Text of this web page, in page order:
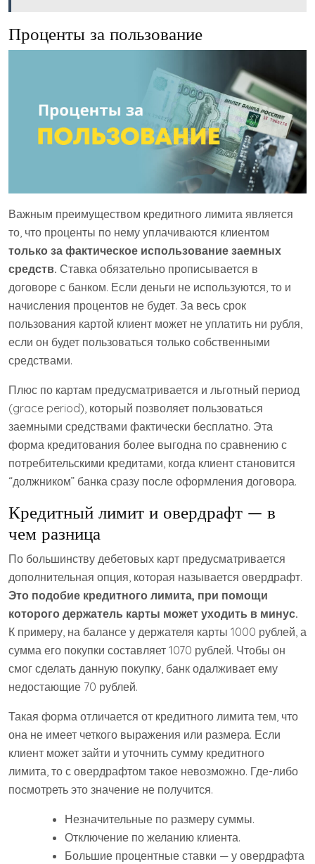
Проценты за пользование
Важным преимуществом кредитного лимита является
то, что проценты по нему уплачиваются клиентом
только за фактическое использование заемных
средств. Ставка обязательно прописывается в
договоре с банком. Если деньги не используются, то и
начисления процентов не будет. За весь срок
пользования картой клиент может не уплатить ни рубля,
если он будет пользоваться только собственными
средствами.
Плюс по картам предусматривается и льготный период
(grace period), который позволяет пользоваться
заемными средствами фактически бесплатно. Эта
форма кредитования более выгодна по сравнению с
потребительскими кредитами, когда клиент становится
“должником” банка сразу после оформления договора.
Кредитный лимит и овердрафт — в
чем разница
По большинству дебетовых карт предусматривается
дополнительная опция, которая называется овердрафт.
Это подобие кредитного лимита, при помощи
которого держатель карты может уходить в минус.
К примеру, на балансе у держателя карты 1000 рублей, а
сумма его покупки составляет 1070 рублей. Чтобы он
смог сделать данную покупку, банк одалживает ему
недостающие 70 рублей.
Такая форма отличается от кредитного лимита тем, что
она не имеет четкого выражения или размера. Если
клиент может зайти и уточнить сумму кредитного
лимита, то с овердрафтом такое невозможно. Где-либо
посмотреть это значение не получится.
Незначительные по размеру суммы.
Отключение по желанию клиента.
Большие процентные ставки — у овердрафта